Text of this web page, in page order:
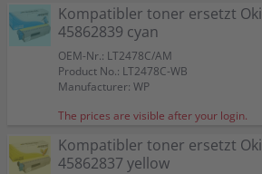
Kompatibler toner ersetzt Oki
45862839 cyan
OEM-Nr.: LT2478C/AM
Product No.: LT2478C-WB
Manufacturer: WP
The prices are visible after your login.
Kompatibler toner ersetzt Oki
45862837 yellow